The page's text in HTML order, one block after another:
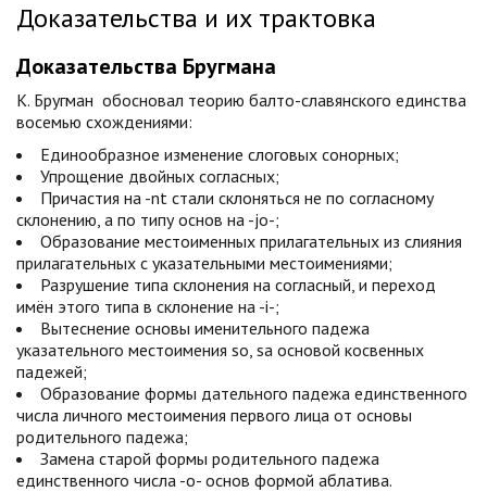
Доказательства и их трактовка
Доказательства Бругмана
К. Бругман обосновал теорию балто-славянского единства
восемью схождениями:
Единообразное изменение слоговых сонорных;
Упрощение двойных согласных;
Причастия на -nt стали склоняться не по согласному
склонению, а по типу основ на -jo-;
Образование местоименных прилагательных из слияния
прилагательных с указательными местоимениями;
Разрушение типа склонения на согласный, и переход
имён этого типа в склонение на -i-;
Вытеснение основы именительного падежа
указательного местоимения so, sa основой косвенных
падежей;
Образование формы дательного падежа единственного
числа личного местоимения первого лица от основы
родительного падежа;
Замена старой формы родительного падежа
единственного числа -o- основ формой аблатива.